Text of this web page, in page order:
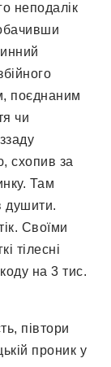
неподалік
поєднаним
чи
схопив за
Там
душити.
Своїми
тілесні
на 3 тис.
півтори
проник у